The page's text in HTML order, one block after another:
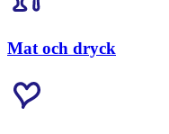
Mat och dryck